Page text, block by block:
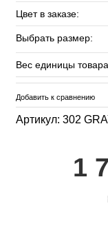
Цвет в заказе:
Выбрать размер:
Вес единицы
Добавить к сравнению
Артикул: 302
1